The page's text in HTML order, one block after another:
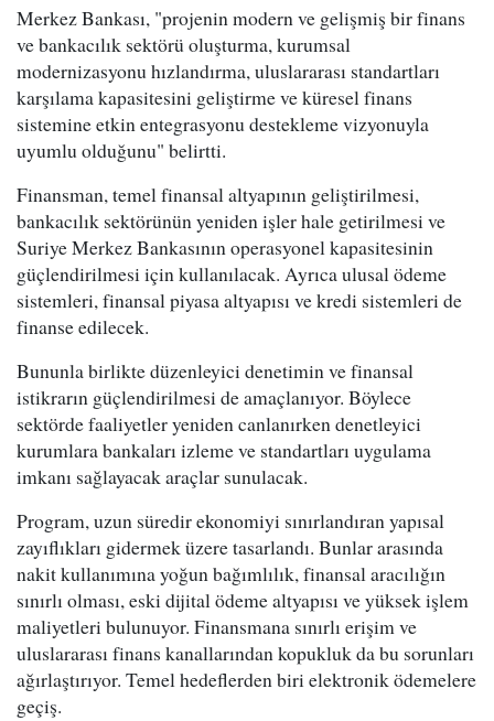
Merkez Bankası, "projenin modern ve gelişmiş bir finans
ve bankacılık sektörü oluşturma, kurumsal
modernizasyonu hızlandırma, uluslararası standartları
karşılama kapasitesini geliştirme ve küresel finans
sistemine etkin entegrasyonu destekleme vizyonuyla
uyumlu olduğunu" belirtti.
Finansman, temel finansal altyapının geliştirilmesi,
bankacılık sektörünün yeniden işler hale getirilmesi ve
Suriye Merkez Bankasının operasyonel kapasitesinin
güçlendirilmesi için kullanılacak. Ayrıca ulusal ödeme
sistemleri, finansal piyasa altyapısı ve kredi sistemleri de
finanse edilecek.
Bununla birlikte düzenleyici denetimin ve finansal
istikrarın güçlendirilmesi de amaçlanıyor. Böylece
sektörde faaliyetler yeniden canlanırken denetleyici
kurumlara bankaları izleme ve standartları uygulama
imkanı sağlayacak araçlar sunulacak.
Program, uzun süredir ekonomiyi sınırlandıran yapısal
zayıflıkları gidermek üzere tasarlandı. Bunlar arasında
nakit kullanımına yoğun bağımlılık, finansal aracılığın
sınırlı olması, eski dijital ödeme altyapısı ve yüksek işlem
maliyetleri bulunuyor. Finansmana sınırlı erişim ve
uluslararası finans kanallarından kopukluk da bu sorunları
ağırlaştırıyor. Temel hedeflerden biri elektronik ödemelere
geçiş.